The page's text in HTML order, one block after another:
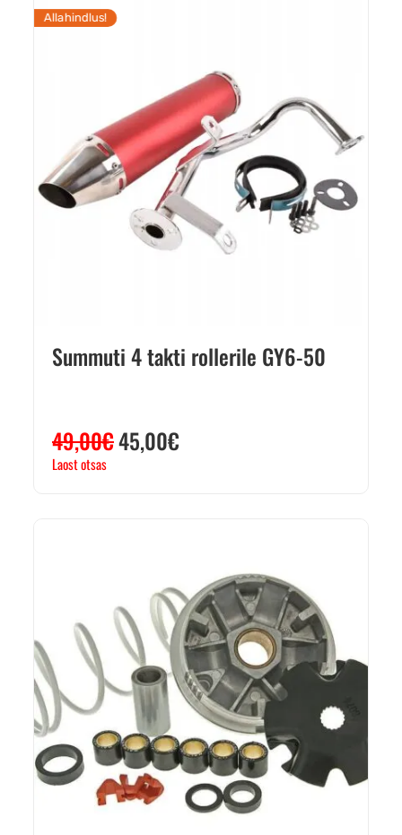
Allahindlus!
Summuti 4 takti rollerile GY6-50
49,00€45,00€
Laost otsas